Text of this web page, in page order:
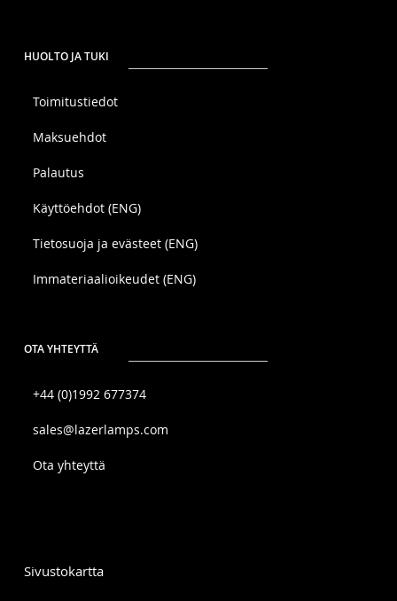
HUOLTO JA TUKI
Toimitustiedot
Maksuehdot
Palautus
Käyttöehdot (ENG)
Tietosuoja ja evästeet (ENG)
Immateriaalioikeudet (ENG)
OTA YHTEYTTÄ
+44 (0)1992 677374
sales@lazerlamps.com
Ota yhteyttä
Sivustokartta